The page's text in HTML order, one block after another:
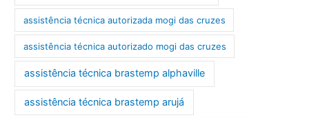
assistência técnica autorizada mogi das cruzes
assistência técnica autorizado mogi das cruzes
assistência técnica brastemp alphaville
assistência técnica brastemp arujá